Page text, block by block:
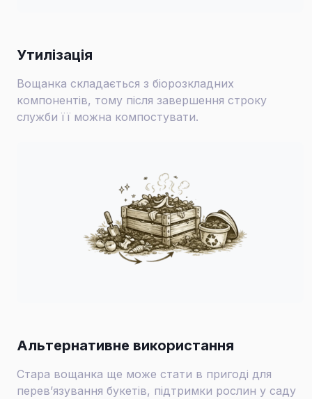
Утилізація
Вощанка складається з біорозкладних
компонентів, тому після завершення строку
служби її можна компостувати.
Альтернативне використання
Стара вощанка ще може стати в пригоді для
перев’язування букетів, підтримки рослин у саду